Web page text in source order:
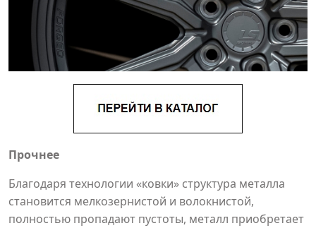
Прочнее
Благодаря технологии «ковки» структура металла
становится мелкозернистой и волокнистой,
полностью пропадают пустоты, металл приобретает